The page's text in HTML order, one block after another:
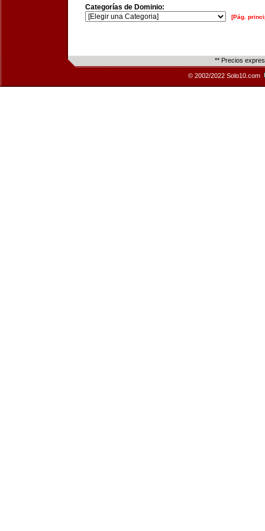
Categorías de Dominio:
[Pág.
** Precios
© 2002/2022 Solo10.com